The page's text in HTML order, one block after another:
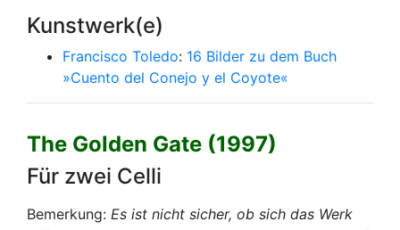
Kunstwerk(e)
Francisco Toledo: 16 Bilder zu dem Buch
»Cuento del Conejo y el Coyote«
The Golden Gate (1997)
Für zwei Celli
Bemerkung: Es ist nicht sicher, ob sich das Werk